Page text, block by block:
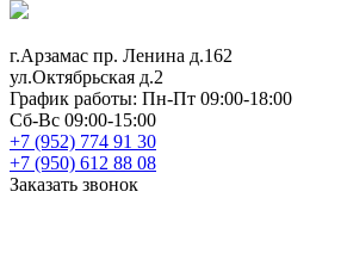
г.Арзамас пр. Ленина д.162
ул.Октябрьская д.2
График работы: Пн-Пт 09:00-18:00
Сб-Вс 09:00-15:00
+7 (952) 774 91 30
+7 (950) 612 88 08
Заказать звонок